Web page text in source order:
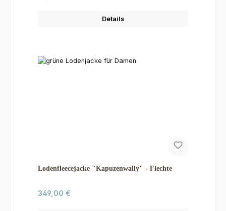
Details
Lodenfleecejacke "Kapuzenwally" - Flechte
Regulärer Preis:
349,00 €